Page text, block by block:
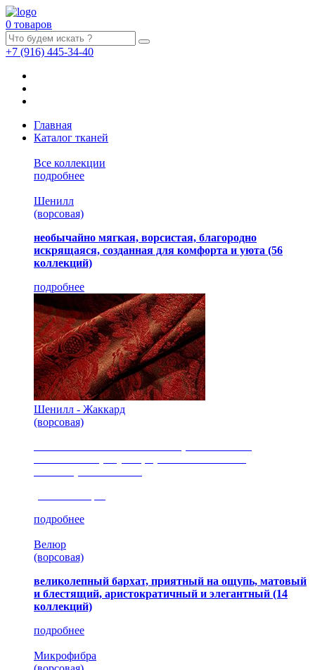
0 товаров
+7 (916) 445-34-40
Главная
Каталог тканей
Все коллекции
подробнее
Шенилл
(ворсовая)
необычайно мягкая, ворсистая, благородно
искрящаяся, созданная для комфорта и уюта (56
коллекций)
подробнее
Шенилл - Жаккард
(ворсовая)
подробнее
Велюр
(ворсовая)
великолепный бархат, приятный на ощупь, матовый
и блестящий, аристократичный и элегантный (14
коллекций)
подробнее
Микрофибра